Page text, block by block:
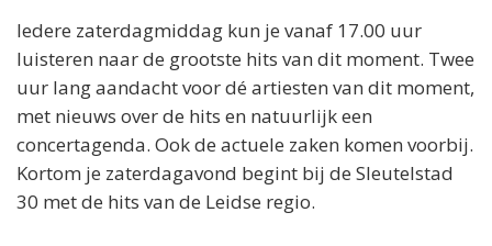
Iedere zaterdagmiddag kun je vanaf 17.00 uur
luisteren naar de grootste hits van dit moment. Twee
uur lang aandacht voor dé artiesten van dit moment,
met nieuws over de hits en natuurlijk een
concertagenda. Ook de actuele zaken komen voorbij.
Kortom je zaterdagavond begint bij de Sleutelstad
30 met de hits van de Leidse regio.